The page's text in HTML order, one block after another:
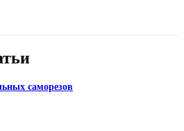
саморезов